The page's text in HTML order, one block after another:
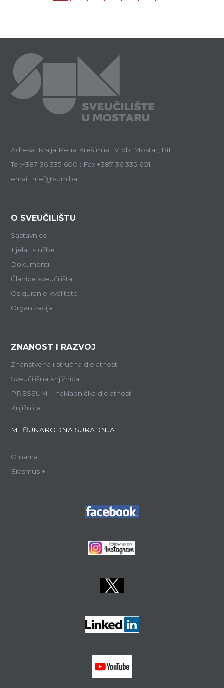
Adresa: Kralja Petra Krešimira IV bb, Mostar, BiH
Tel:+387 36 335 600 : Fax:+387 36 335 601
email: mef@sum.ba
O SVEUČILIŠTU
Sastavnice
Tijela i službe
Dokumenti
Članice sveučilišta
Osiguranje kvalitete
Organizacija
ZNANOST I RAZVOJ
Znanstvena i stručna djelatnost
Sveučilišna knjižnica
PRESSUM – nakladnička djelatnost
Knjižnica
MEĐUNARODNA SURADNJA
O nama
Erasmus +